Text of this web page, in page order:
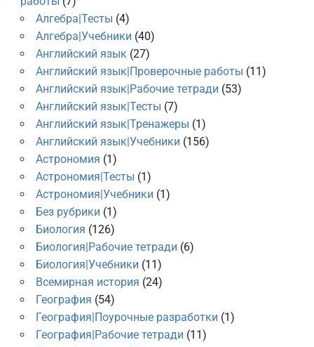
Алгебра|Тесты (4)
Алгебра|Учебники (40)
Английский язык(27)
Английский язык|Проверочные работы (11)
Английский язык|Рабочие тетради (53)
Английский язык|Тесты (7)
Английский язык|Тренажеры (1)
Английский язык|Учебники (156)
Астрономия (1)
Астрономия|Тесты (1)
Астрономия|Учебники (1)
Без рубрики (1)
Биология (126)
Биология|Рабочие тетради (6)
Биология|Учебники (11)
Всемирная история (24)
География (54)
География|Поурочные разработки (1)
География|Рабочие тетради (11)